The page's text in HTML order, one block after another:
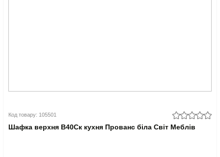
Код товару: 105501
Шафка верхня В40Ск кухня Прованс біла Світ Меблів